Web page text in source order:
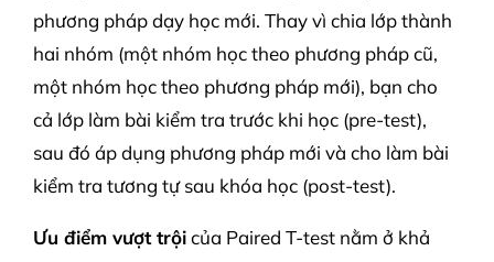
phương pháp dạy học mới. Thay vì chia lớp thành
hai nhóm (một nhóm học theo phương pháp cũ,
một nhóm học theo phương pháp mới), bạn cho
cả lớp làm bài kiểm tra trước khi học (pre-test),
sau đó áp dụng phương pháp mới và cho làm bài
kiểm tra tương tự sau khóa học (post-test).
Ưu điểm vượt trộicủa Paired T-test nằm ở khả